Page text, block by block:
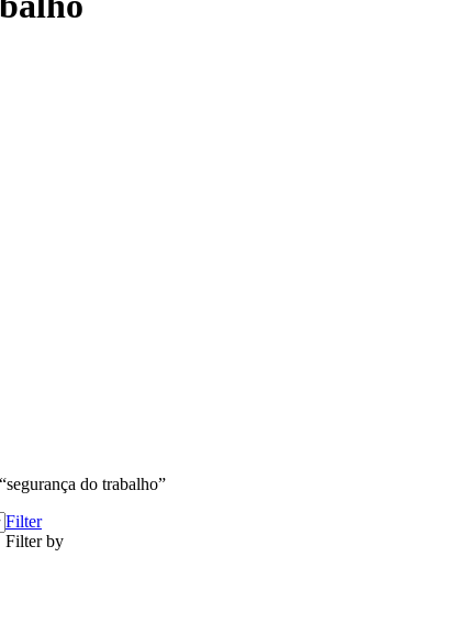
do trabalho”
Filter
Filter by